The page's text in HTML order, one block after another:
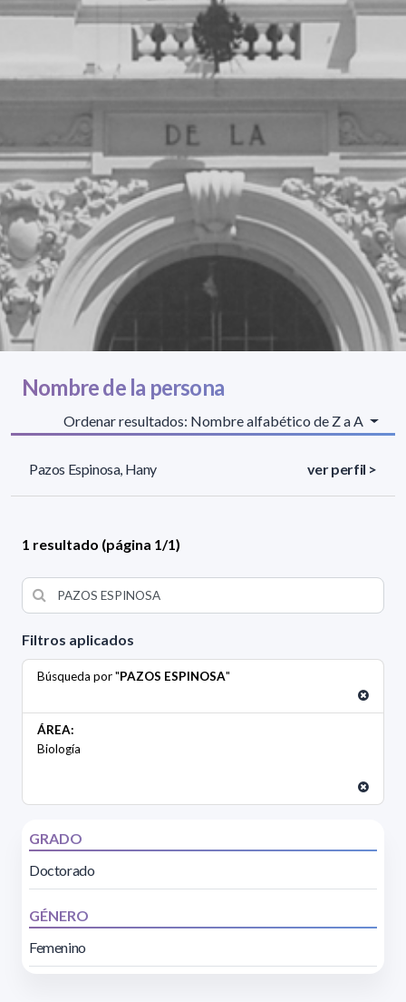
Filtros aplicados
Búsqueda por "PAZOS ESPINOSA"
ÁREA:
Biología
GRADO
Doctorado
GÉNERO
Femenino
Nombre de la persona
Ordenar resultados: Nombre alfabético de Z a A
Pazos Espinosa, Hany ver perfil >
1 resultado (página 1/1)